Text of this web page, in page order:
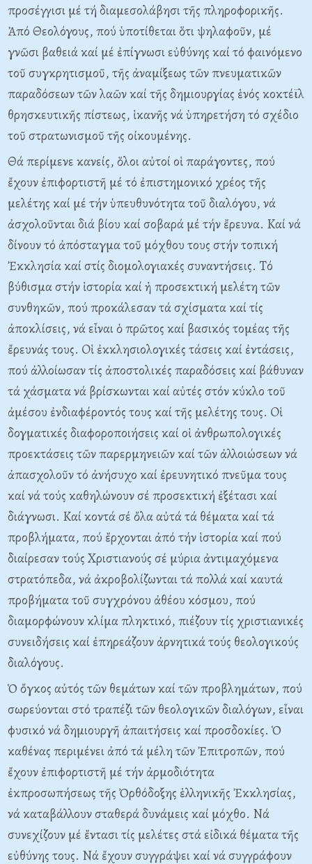
προσέγγισι μέ τή διαμεσολάβησι τῆς πληροφορικῆς.
Ἀπό Θεολόγους, πού ὑποτίθεται ὅτι ψηλαφοῦν, μέ
γνῶσι βαθειά καί μέ ἐπίγνωσι εὐθύνης καί τό φαινόμενο
τοῦ συγκρητισμοῦ, τῆς ἀναμίξεως τῶν πνευματικῶν
παραδόσεων τῶν λαῶν καί τῆς δημιουργίας ἑνός κοκτέϊλ
θρησκευτικῆς πίστεως, ἱκανῆς νά ὑπηρετήση τό σχέδιο
τοῦ στρατωνισμοῦ τῆς οἰκουμένης.
Θά περίμενε κανείς, ὅλοι αὐτοί οἱ παράγοντες, πού
ἔχουν ἐπιφορτιστῆ μέ τό ἐπιστημονικό χρέος τῆς
μελέτης καί μέ τήν ὑπευθυνότητα τοῦ διαλόγου, νά
ἀσχολοῦνται διά βίου καί σοβαρά μέ τήν ἔρευνα. Kαί νά
δίνουν τό ἀπόσταγμα τοῦ μόχθου τους στήν τοπική
Ἐκκλησία καί στίς διομολογιακές συναντήσεις. Tό
βύθισμα στήν ἱστορία καί ἡ προσεκτική μελέτη τῶν
συνθηκῶν, πού προκάλεσαν τά σχίσματα καί τίς
ἀποκλίσεις, νά εἶναι ὁ πρῶτος καί βασικός τομέας τῆς
ἔρευνάς τους. Oἱ ἐκκλησιολογικές τάσεις καί ἐντάσεις,
πού ἀλλοίωσαν τίς ἀποστολικές παραδόσεις καί βάθυναν
τά χάσματα νά βρίσκωνται καί αὐτές στόν κύκλο τοῦ
ἀμέσου ἐνδιαφέροντός τους καί τῆς μελέτης τους. Oἱ
δογματικές διαφοροποιήσεις καί οἱ ἀνθρωπολογικές
προεκτάσεις τῶν παρερμηνειῶν καί τῶν ἀλλοιώσεων νά
ἀπασχολοῦν τό ἀνήσυχο καί ἐρευνητικό πνεῦμα τους
καί νά τούς καθηλώνουν σέ προσεκτική ἐξέτασι καί
διάγνωσι. Kαί κοντά σέ ὄλα αὐτά τά θέματα καί τά
προβλήματα, πού ἔρχονται ἀπό τήν ἱστορία καί πού
διαίρεσαν τούς Xριστιανούς σέ μύρια ἀντιμαχόμενα
στρατόπεδα, νά ἀκροβολίζωνται τά πολλά καί καυτά
προβήματα τοῦ συγχρόνου ἀθέου κόσμου, πού
διαμορφώνουν κλίμα πληκτικό, πιέζουν τίς χριστιανικές
συνειδήσεις καί ἐπηρεάζουν ἀρνητικά τούς θεολογικούς
διαλόγους.
Ὁ ὄγκος αὐτός τῶν θεμάτων καί τῶν προβλημάτων, πού
σωρεύονται στό τραπέζι τῶν θεολογικῶν διαλόγων, εἶναι
φυσικό νά δημιουργῆ ἀπαιτήσεις καί προσδοκίες. Ὁ
καθένας περιμένει ἀπό τά μέλη τῶν Ἐπιτροπῶν, πού
ἔχουν ἐπιφορτιστῆ μέ τήν ἀρμοδιότητα
ἐκπροσωπήσεως τῆς Ὀρθόδοξης ἑλληνικῆς Ἐκκλησίας,
νά καταβάλλουν σταθερά δυνάμεις καί μόχθο. Nά
συνεχίζουν μέ ἔντασι τίς μελέτες στά εἰδικά θέματα τῆς
εὐθύνης τους. Nά ἔχουν συγγράψει καί νά συγγράφουν